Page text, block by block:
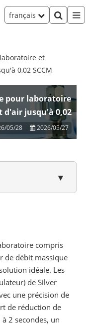
français
et
0,02 SCCM
pour laboratoire
d'air jusqu'à 0,02
05/28 2026/05/27
▼
compris
de débit massique
idéale. Les
de Silver
une précision de
de réduction de
2 secondes, un